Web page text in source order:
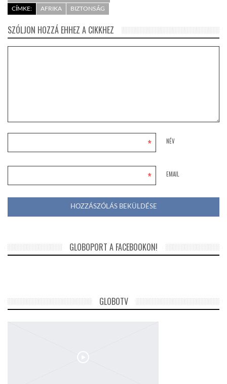
CÍMKE:
AFRIKA BIZTONSÁG
SZÓLJON HOZZÁ EHHEZ A CIKKHEZ
NÉV
*
EMAIL
*
GLOBOPORT A FACEBOOKON!
GLOBOTV